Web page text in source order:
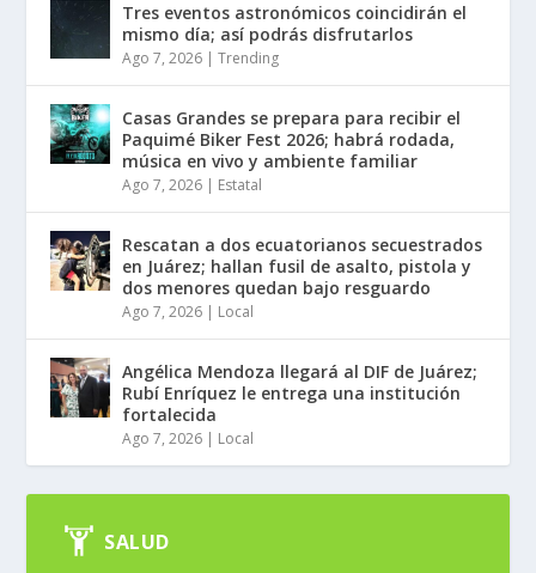
Tres eventos astronómicos coincidirán el
mismo día; así podrás disfrutarlos
Ago 7, 2026 |Trending
Casas Grandes se prepara para recibir el
Paquimé Biker Fest 2026; habrá rodada,
música en vivo y ambiente familiar
Ago 7, 2026 | Estatal
Rescatan a dos ecuatorianos secuestrados
en Juárez; hallan fusil de asalto, pistola y
dos menores quedan bajo resguardo
Ago 7, 2026 | Local
Angélica Mendoza llegará al DIF de Juárez;
Rubí Enríquez le entrega una institución
fortalecida
Ago 7, 2026 | Local
SALUD